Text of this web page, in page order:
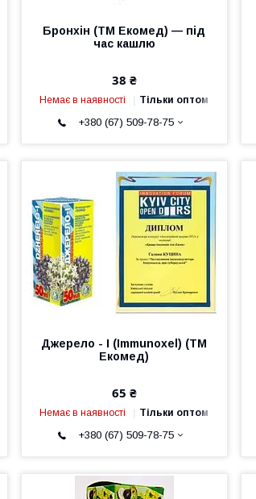
Бронхін (ТМ Екомед) — під
час кашлю
38 ₴
Немає в наявності Тільки оптом
+380 (67) 509-78-75
Джерело - І (Іmmunoxel) (ТМ
Екомед)
65 ₴
Немає в наявності Тільки оптом
+380 (67) 509-78-75